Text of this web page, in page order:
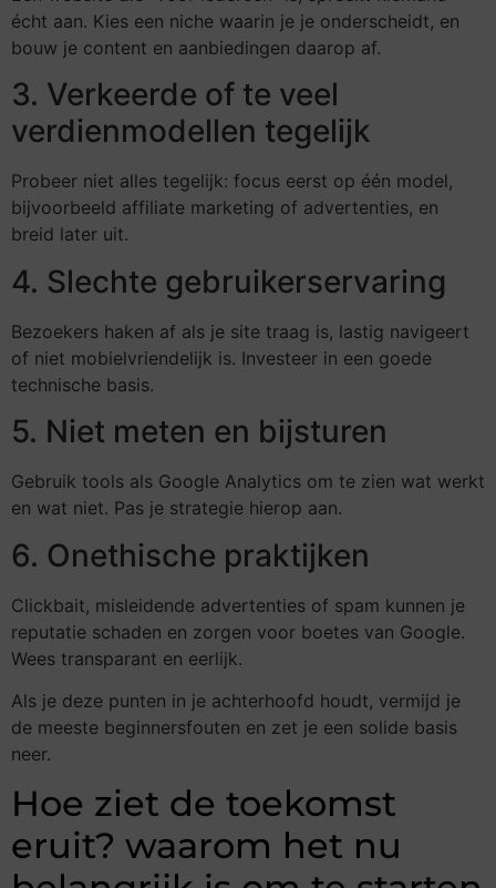
écht aan. Kies een niche waarin je je onderscheidt, en
bouw je content en aanbiedingen daarop af.
3. Verkeerde of te veel
verdienmodellen tegelijk
Probeer niet alles tegelijk: focus eerst op één model,
bijvoorbeeld affiliate marketing of advertenties, en
breid later uit.
4. Slechte gebruikerservaring
Bezoekers haken af als je site traag is, lastig navigeert
of niet mobielvriendelijk is. Investeer in een goede
technische basis.
5. Niet meten en bijsturen
Gebruik tools als Google Analytics om te zien wat werkt
en wat niet. Pas je strategie hierop aan.
6. Onethische praktijken
Clickbait, misleidende advertenties of spam kunnen je
reputatie schaden en zorgen voor boetes van Google.
Wees transparant en eerlijk.
Als je deze punten in je achterhoofd houdt, vermijd je
de meeste beginnersfouten en zet je een solide basis
neer.
Hoe ziet de toekomst
eruit? waarom het nu